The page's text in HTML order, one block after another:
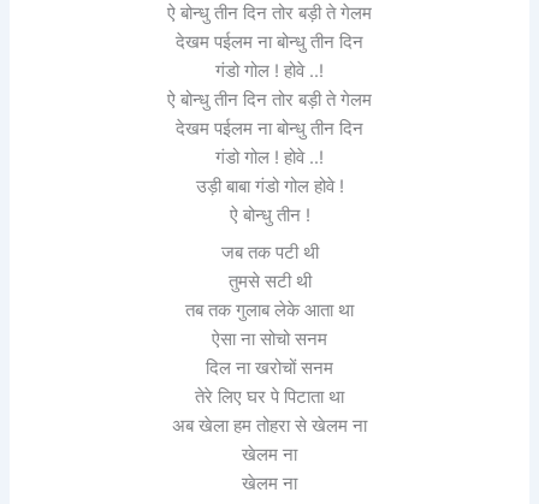
ऐ बोन्धु तीन दिन तोर बड़ी ते गेलम
देखम पईलम ना बोन्धु तीन दिन
गंडो गोल ! होवे ..!
ऐ बोन्धु तीन दिन तोर बड़ी ते गेलम
देखम पईलम ना बोन्धु तीन दिन
गंडो गोल ! होवे ..!
उड़ी बाबा गंडो गोल होवे !
ऐ बोन्धु तीन !
जब तक पटी थी
तुमसे सटी थी
तब तक गुलाब लेके आता था
ऐसा ना सोचो सनम
दिल ना खरोचों सनम
तेरे लिए घर पे पिटाता था
अब खेला हम तोहरा से खेलम ना
खेलम ना
खेलम ना